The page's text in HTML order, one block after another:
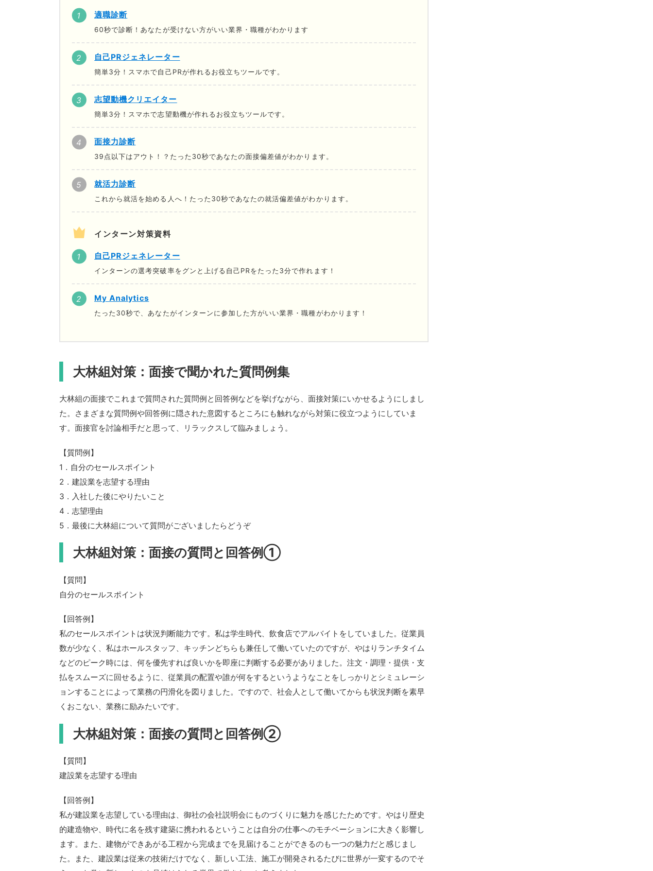
適職診断
60秒で診断！あなたが受けない方がいい業界・職種がわかります
自己PRジェネレーター
簡単3分！スマホで自己PRが作れるお役立ちツールです。
志望動機クリエイター
簡単3分！スマホで志望動機が作れるお役立ちツールです。
面接力診断
39点以下はアウト！？たった30秒であなたの面接偏差値がわかります。
就活力診断
これから就活を始める人へ！たった30秒であなたの就活偏差値がわかります。
インターン対策資料
自己PRジェネレーター
インターンの選考突破率をグンと上げる自己PRをたった3分で作れます！
My Analytics
たった30秒で、あなたがインターンに参加した方がいい業界・職種がわかります！
大林組対策：面接で聞かれた質問例集
大林組の面接でこれまで質問された質問例と回答例などを挙げながら、面接対策にいかせるようにしまし
た。さまざまな質問例や回答例に隠された意図するところにも触れながら対策に役立つようにしていま
す。面接官を討論相手だと思って、リラックスして臨みましょう。
【質問例】
1．自分のセールスポイント
2．建設業を志望する理由
3．入社した後にやりたいこと
4．志望理由
5．最後に大林組について質問がございましたらどうぞ
大林組対策：面接の質問と回答例①
【質問】
自分のセールスポイント
【回答例】
私のセールスポイントは状況判断能力です。私は学生時代、飲食店でアルバイトをしていました。従業員
数が少なく、私はホールスタッフ、キッチンどちらも兼任して働いていたのですが、やはりランチタイム
などのピーク時には、何を優先すれば良いかを即座に判断する必要がありました。注文・調理・提供・支
払をスムーズに回せるように、従業員の配置や誰が何をするというようなことをしっかりとシミュレーシ
ョンすることによって業務の円滑化を図りました。ですので、社会人として働いてからも状況判断を素早
くおこない、業務に励みたいです。
大林組対策：面接の質問と回答例②
【質問】
建設業を志望する理由
【回答例】
私が建設業を志望している理由は、御社の会社説明会にものづくりに魅力を感じたためです。やはり歴史
的建造物や、時代に名を残す建築に携われるということは自分の仕事へのモチベーションに大きく影響し
ます。また、建物ができあがる工程から完成までを見届けることができるのも一つの魅力だと感じまし
た。また、建設業は従来の技術だけでなく、新しい工法、施工が開発されるたびに世界が一変するのでそ